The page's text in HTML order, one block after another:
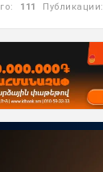
111 Публикации: